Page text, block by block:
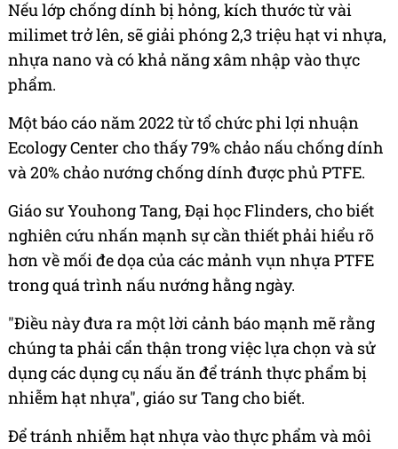
Nếu lớp chống dính bị hỏng, kích thước từ vài
milimet trở lên, sẽ giải phóng 2,3 triệu hạt vi nhựa,
nhựa nano và có khả năng xâm nhập vào thực
phẩm.
Một báo cáo năm 2022 từ tổ chức phi lợi nhuận
Ecology Center cho thấy 79% chảo nấu chống dính
và 20% chảo nướng chống dính được phủ PTFE.
Giáo sư Youhong Tang, Đại học Flinders, cho biết
nghiên cứu nhấn mạnh sự cần thiết phải hiểu rõ
hơn về mối đe dọa của các mảnh vụn nhựa PTFE
trong quá trình nấu nướng hằng ngày.
"Điều này đưa ra một lời cảnh báo mạnh mẽ rằng
chúng ta phải cẩn thận trong việc lựa chọn và sử
dụng các dụng cụ nấu ăn để tránh thực phẩm bị
nhiễm hạt nhựa", giáo sư Tang cho biết.
Để tránh nhiễm hạt nhựa vào thực phẩm và môi